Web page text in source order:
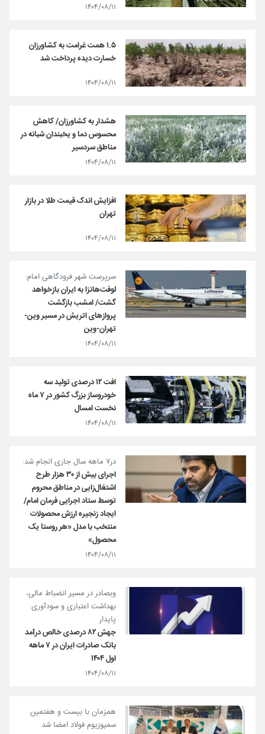
۱۴۰۴/۰۸/۱۱
۱.۵ همت غرامت به کشاورزان
خسارت دیده پرداخت شد
۱۴۰۴/۰۸/۱۱
هشدار به کشاورزان/ کاهش
محسوس دما و یخبندان شبانه در
مناطق سردسیر
۱۴۰۴/۰۸/۱۱
افزایش اندک قیمت طلا در بازار
تهران
۱۴۰۴/۰۸/۱۱
سرپرست شهر فرودگاهی امام:
لوفت‌هانزا به ایران بازخواهد
گشت/ امشب بازگشت
پروازهای اتریش در مسیر وین-
تهران-وین
۱۴۰۴/۰۸/۱۱
افت ۱۲ درصدی تولید سه
خودروساز بزرگ کشور در ۷ ماه
نخست امسال
۱۴۰۴/۰۸/۱۱
در۷ ماهه سال جاری انجام شد:
اجرای بیش از ۳۰ هزار طرح
اشتغال‌زایی در مناطق محروم
توسط ستاد اجرایی فرمان امام/
ایجاد زنجیره ارزش محصولات
منتخب با مدل «هر روستا یک
محصول»
۱۴۰۴/۰۸/۱۱
وبصادر در مسیر انضباط مالی،
بهداشت اعتباری و سودآوری
پایدار
جهش ۸۲ درصدی خالص درآمد
بانک صادرات ایران در ۷ ماهه
اول ۱۴۰۴
۱۴۰۴/۰۸/۱۱
همزمان با بیست و هفتمین
سمپوزیوم فولاد امضا شد